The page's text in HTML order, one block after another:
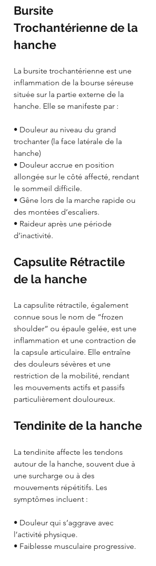
Bursite
Trochantérienne de la
hanche
La bursite trochantérienne est une
inflammation de la bourse séreuse
située sur la partie externe de la
hanche. Elle se manifeste par :
• Douleur au niveau du grand
trochanter (la face latérale de la
hanche)
• Douleur accrue en position
allongée sur le côté affecté, rendant
le sommeil difficile.
• Gêne lors de la marche rapide ou
des montées d’escaliers.
• Raideur après une période
d’inactivité.
Capsulite Rétractile
de la hanche
La capsulite rétractile, également
connue sous le nom de “frozen
shoulder” ou épaule gelée, est une
inflammation et une contraction de
la capsule articulaire. Elle entraîne
des douleurs sévères et une
restriction de la mobilité, rendant
les mouvements actifs et passifs
particulièrement douloureux.
Tendinite de la hanche
La tendinite affecte les tendons
autour de la hanche, souvent due à
une surcharge ou à des
mouvements répétitifs. Les
symptômes incluent :
• Douleur qui s’aggrave avec
l’activité physique.
• Faiblesse musculaire progressive.